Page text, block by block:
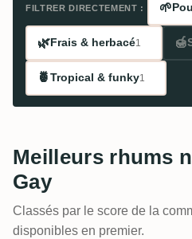
FILTRER DIRECTEMENT : 🌱
🌿 Frais & herbacé1 🍯
🍍Tropical & funky1
Meilleurs rhums
Gay
Classés par le score de la
disponibles en premier.